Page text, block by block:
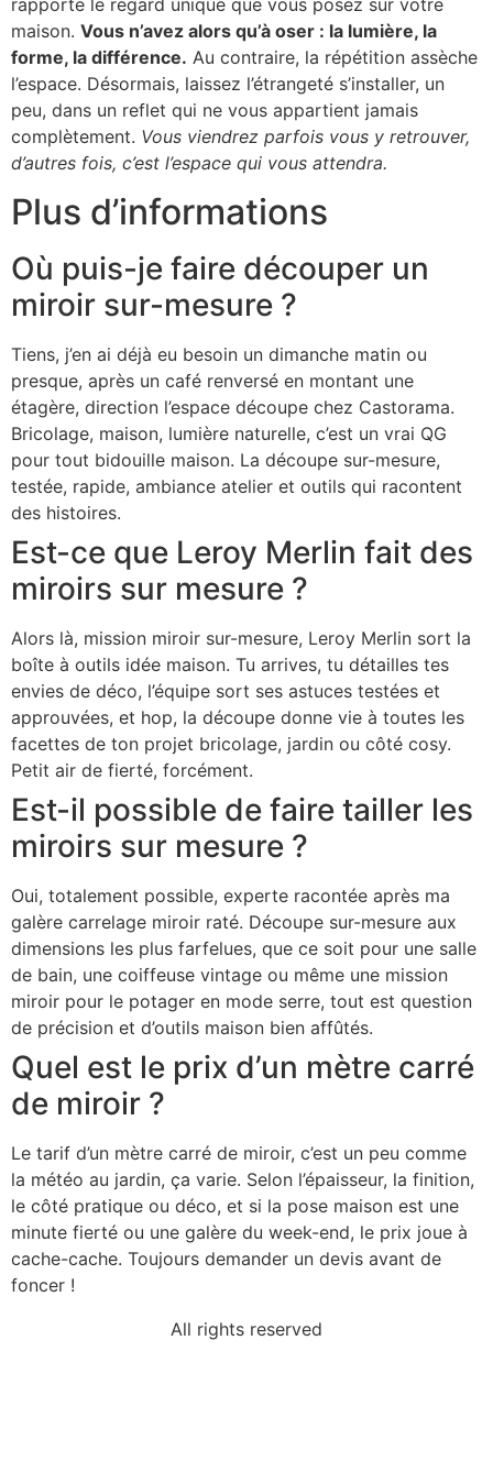
maison. Vous n’avez alors qu’à oser : la lumière, la
forme, la différence. Au contraire, la répétition assèche
l’espace. Désormais, laissez l’étrangeté s’installer, un
peu, dans un reflet qui ne vous appartient jamais
complètement. Vous viendrez parfois vous y retrouver,
d’autres fois, c’est l’espace qui vous attendra.
Plus d’informations
Où puis-je faire découper un
miroir sur-mesure ?
Tiens, j’en ai déjà eu besoin un dimanche matin ou
presque, après un café renversé en montant une
étagère, direction l’espace découpe chez Castorama.
Bricolage, maison, lumière naturelle, c’est un vrai QG
pour tout bidouille maison. La découpe sur-mesure,
testée, rapide, ambiance atelier et outils qui racontent
des histoires.
Est-ce que Leroy Merlin fait des
miroirs sur mesure ?
Alors là, mission miroir sur-mesure, Leroy Merlin sort la
boîte à outils idée maison. Tu arrives, tu détailles tes
envies de déco, l’équipe sort ses astuces testées et
approuvées, et hop, la découpe donne vie à toutes les
facettes de ton projet bricolage, jardin ou côté cosy.
Petit air de fierté, forcément.
Est-il possible de faire tailler les
miroirs sur mesure ?
Oui, totalement possible, experte racontée après ma
galère carrelage miroir raté. Découpe sur-mesure aux
dimensions les plus farfelues, que ce soit pour une salle
de bain, une coiffeuse vintage ou même une mission
miroir pour le potager en mode serre, tout est question
de précision et d’outils maison bien affûtés.
Quel est le prix d’un mètre carré
de miroir ?
Le tarif d’un mètre carré de miroir, c’est un peu comme
la météo au jardin, ça varie. Selon l’épaisseur, la finition,
le côté pratique ou déco, et si la pose maison est une
minute fierté ou une galère du week-end, le prix joue à
cache-cache. Toujours demander un devis avant de
foncer !
All rights reserved